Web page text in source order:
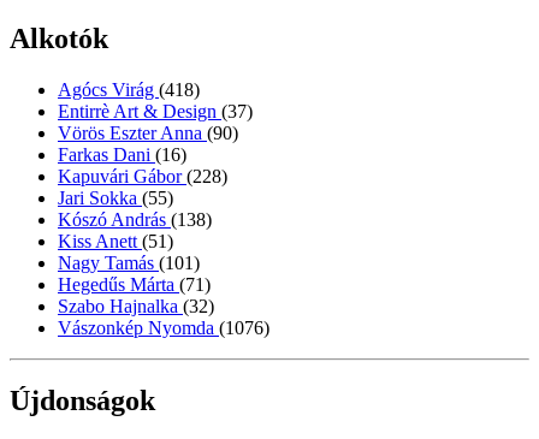
Alkotók
Agócs Virág (418)
Entirrè Art & Design (37)
Vörös Eszter Anna (90)
Farkas Dani (16)
Kapuvári Gábor(228)
Jari Sokka (55)
Kószó András (138)
Kiss Anett (51)
Nagy Tamás (101)
Hegedűs Márta (71)
Szabo Hajnalka (32)
Vászonkép Nyomda (1076)
Újdonságok